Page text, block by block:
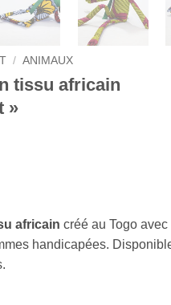
/ ANIMAUX
tissu africain
»
africain créé au Togo avec
handicapées.